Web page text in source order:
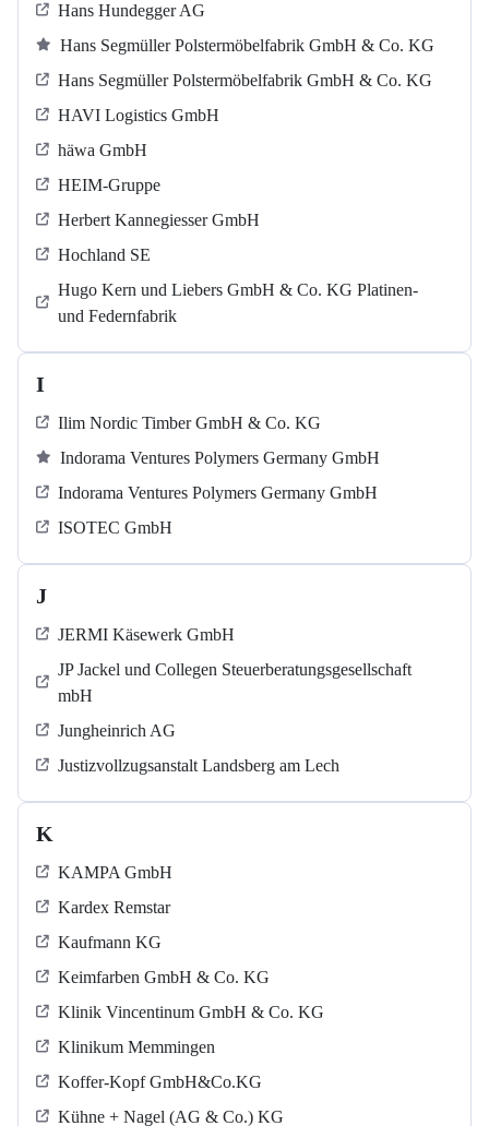
Hans Hundegger AG
Hans Segmüller Polstermöbelfabrik GmbH & Co. KG
Hans Segmüller Polstermöbelfabrik GmbH & Co. KG
HAVI Logistics GmbH
häwa GmbH
HEIM-Gruppe
Herbert Kannegiesser GmbH
Hochland SE
Hugo Kern und Liebers GmbH & Co. KG Platinen-
und Federnfabrik
I
Ilim Nordic Timber GmbH & Co. KG
Indorama Ventures Polymers Germany GmbH
Indorama Ventures Polymers Germany GmbH
ISOTEC GmbH
J
JERMI Käsewerk GmbH
JP Jackel und Collegen Steuerberatungsgesellschaft
mbH
Jungheinrich AG
Justizvollzugsanstalt Landsberg am Lech
K
KAMPA GmbH
Kardex Remstar
Kaufmann KG
Keimfarben GmbH & Co. KG
Klinik Vincentinum GmbH & Co. KG
Klinikum Memmingen
Koffer-Kopf GmbH&Co.KG
Kühne + Nagel (AG & Co.) KG